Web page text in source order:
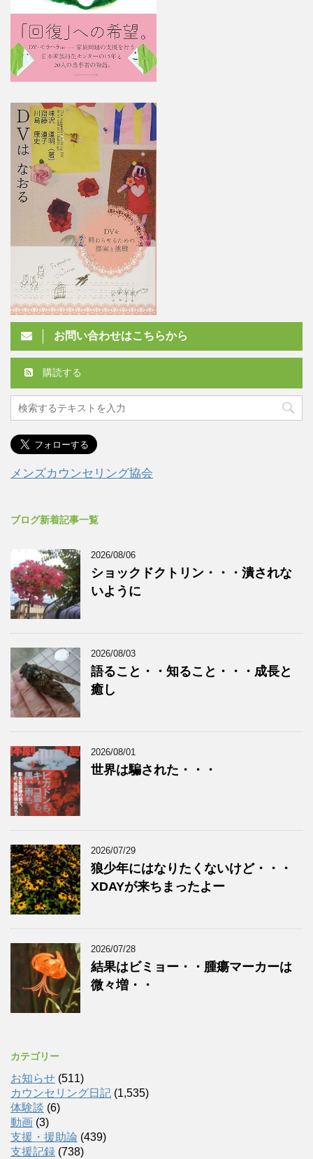
お問い合わせはこちらから
購読する
メンズカウンセリング協会
ブログ新着記事一覧
2026/08/06
ショックドクトリン・・・潰されな
いように
2026/08/03
語ること・・知ること・・・成長と
癒し
2026/08/01
世界は騙された・・・
2026/07/29
狼少年にはなりたくないけど・・・
XDAYが来ちまったよー
2026/07/28
結果はビミョー・・腫瘍マーカーは
微々増・・
カテゴリー
お知らせ (511)
カウンセリング日記 (1,535)
体験談 (6)
動画 (3)
支援・援助論 (439)
支援記録 (738)